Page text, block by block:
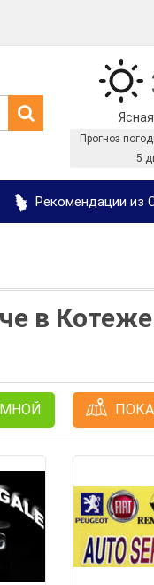
Прогноз
5
Рекомендации из
в